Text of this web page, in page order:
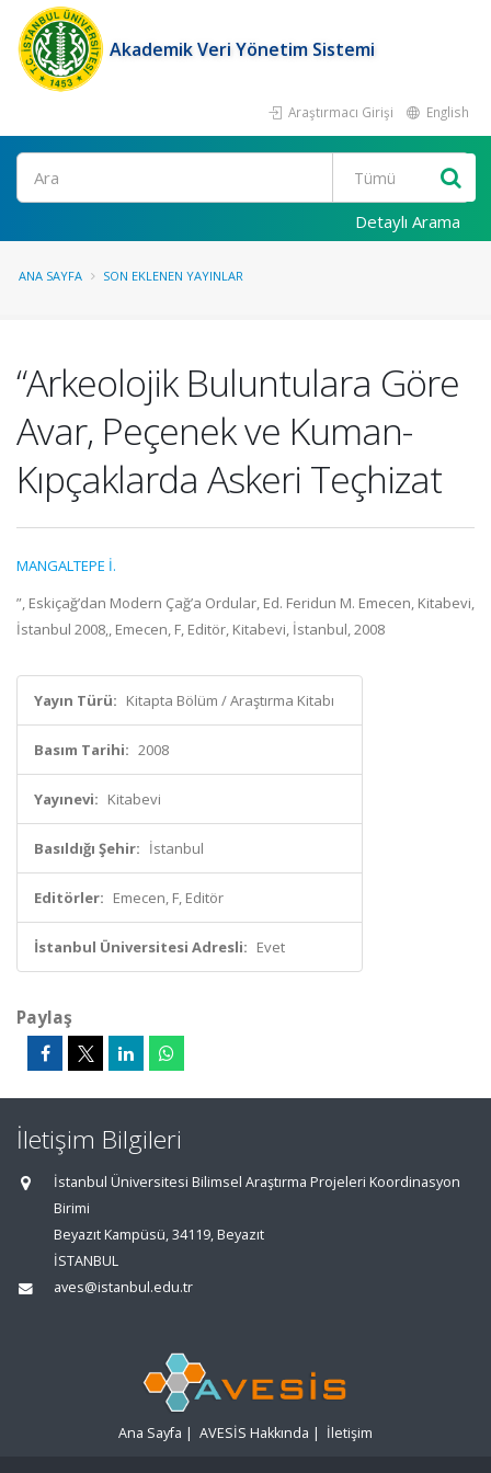
Akademik Veri Yönetim Sistemi
Araştırmacı Girişi English
Ara
Detaylı Arama
ANA SAYFA SON EKLENEN YAYINLAR
“Arkeolojik Buluntulara Göre
Avar, Peçenek ve Kuman-
Kıpçaklarda Askeri Teçhizat
MANGALTEPE İ.
”, Eskiçağ’dan Modern Çağ’a Ordular, Ed. Feridun M. Emecen, Kitabevi,
İstanbul 2008,, Emecen, F, Editör, Kitabevi, İstanbul, 2008
Yayın Türü: Kitapta Bölüm / Araştırma Kitabı
Basım Tarihi: 2008
Yayınevi: Kitabevi
Basıldığı Şehir: İstanbul
Editörler: Emecen, F, Editör
İstanbul Üniversitesi Adresli: Evet
Paylaş
İletişim Bilgileri
İstanbul Üniversitesi Bilimsel Araştırma Projeleri Koordinasyon
Birimi
Beyazıt Kampüsü, 34119, Beyazıt
İSTANBUL
aves@istanbul.edu.tr
Ana Sayfa | AVESİS Hakkında | İletişim